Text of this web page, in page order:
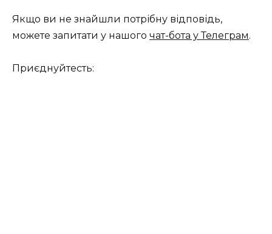
Якщо ви не знайшли потрібну відповідь,
можете запитати у нашого чат-бота у Телеграм.
Приєднуйтесть: